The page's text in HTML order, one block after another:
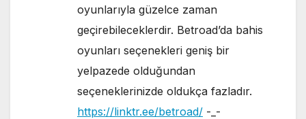
oyunlarıyla güzelce zaman
geçirebileceklerdir. Betroad’da bahis
oyunları seçenekleri geniş bir
yelpazede olduğundan
seçeneklerinizde oldukça fazladır.
https://linktr.ee/betroad/ -_-